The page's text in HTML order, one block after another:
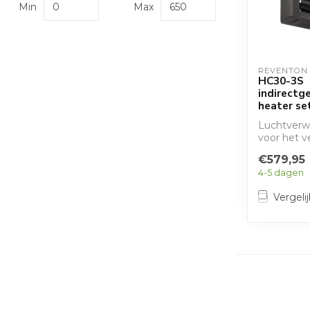
Min Max
REVENTON
HC30-3S
heater
voor het
verdeling
€579,95
4-5 dagen